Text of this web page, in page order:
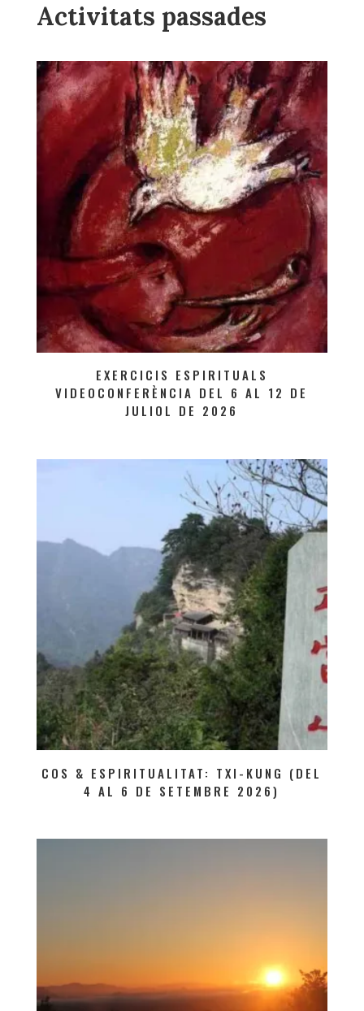
Activitats passades
EXERCICIS ESPIRITUALS
VIDEOCONFERÈNCIA DEL 6 AL 12 DE
JULIOL DE 2026
COS & ESPIRITUALITAT: TXI-KUNG (DEL
4 AL 6 DE SETEMBRE 2026)